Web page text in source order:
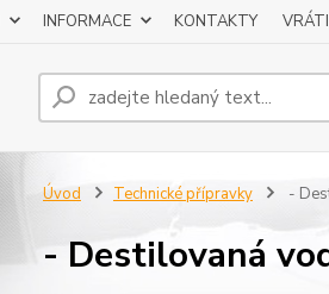
INFORMACE KONTAKTY
Úvod Technické přípravky -
- Destilovaná